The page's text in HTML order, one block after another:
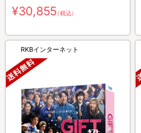
組）
¥30,855（税込）
RKBインターネット